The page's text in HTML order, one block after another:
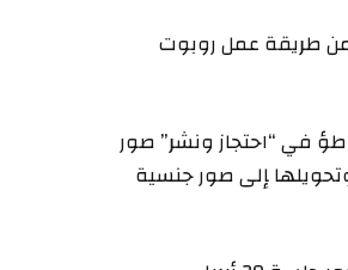
طريقة عمل روبوت
في “احتجاز ونشر” صور
‍إلى صور جنسية